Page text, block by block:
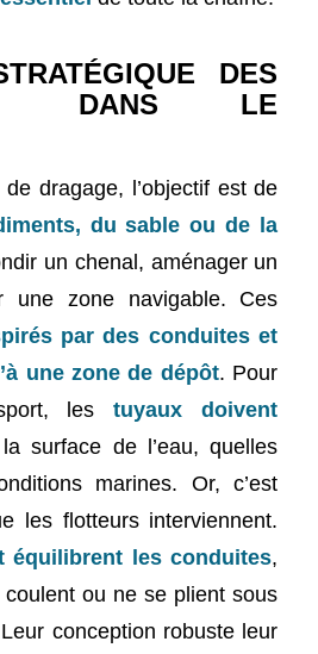
DES
DANS LE
de dragage, l’objectif est de
du sable ou de la
un chenal, aménager un
une zone navigable. Ces
par des conduites et
une zone de dépôt. Pour
lestuyaux doivent
surface de l’eau, quelles
marines. Or, c’est
les flotteurs interviennent.
équilibrent les conduites,
coulent ou ne se plient sous
conception robuste leur